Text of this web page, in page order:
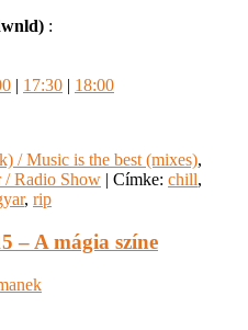
:
| 17:30 | 18:00
/ Music is the best (mixes),
/ Radio Show | Címke: chill,
, rip
– A mágia színe